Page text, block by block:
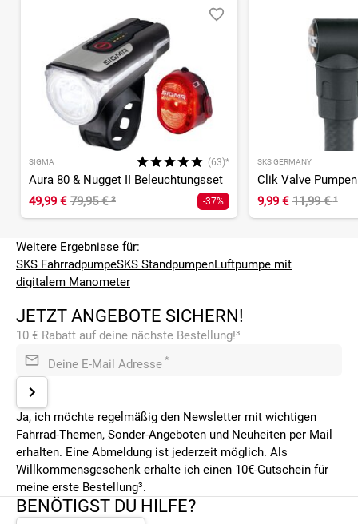
SIGMA (63)*
Aura 80 & Nugget II Beleuchtungsset
49,99 € 79,95 €² -37%
SKS GERMANY
Clik Valve
9,99 € 11,99 €¹
Weitere Ergebnisse für:
SKS FahrradpumpeSKS StandpumpenLuftpumpe mit
digitalem Manometer
JETZT ANGEBOTE SICHERN!
10 € Rabatt auf deine nächste Bestellung!³
Deine E-Mail Adresse *
Ja, ich möchte regelmäßig den Newsletter mit wichtigen
Fahrrad-Themen, Sonder-Angeboten und Neuheiten per Mail
erhalten. Eine Abmeldung ist jederzeit möglich. Als
Willkommensgeschenk erhalte ich einen 10€-Gutschein für
meine erste Bestellung³.
BENÖTIGST DU HILFE?